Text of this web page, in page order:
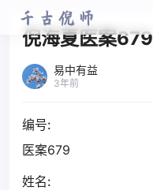
倪海夏医案679
易中有益
3年前
编号:
医案679
姓名: